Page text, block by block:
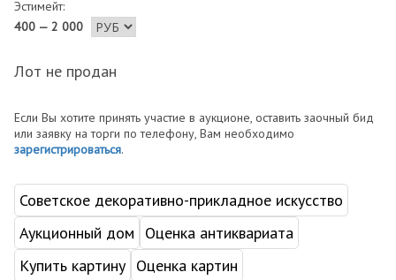
Эстимейт:
400 — 2 000
Лот не продан
Если Вы хотите принять участие в аукционе, оставить заочный бид
или заявку на торги по телефону, Вам необходимо
зарегистрироваться.
Советское декоративно-прикладное искусство
Аукционный дом
Оценка антиквариата
Купить картину Оценка картин